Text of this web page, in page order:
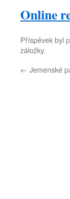
Online
Příspěvek byl
záložky.
← Jemenské